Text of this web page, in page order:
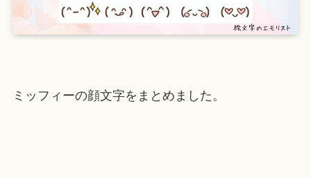
ミッフィーの顔文字をまとめました。